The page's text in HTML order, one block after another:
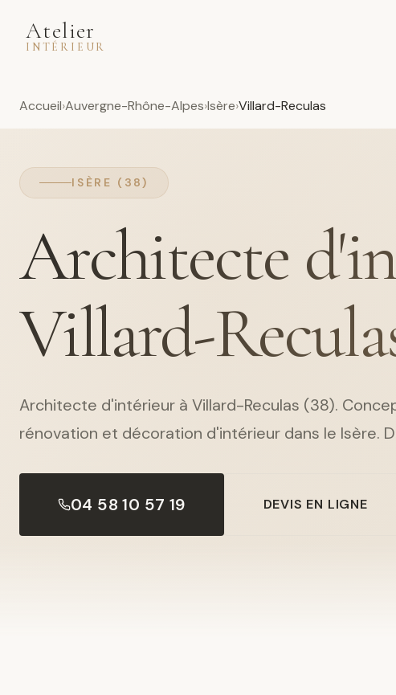
Atelier
INTÉRIEUR
Accueil Auvergne-Rhône-Alpes Isère Villard-Reculas
ISÈRE (38)
Architecte
Villard-
Architecte d'intérieur à Villard-Reculas (38).
rénovation et décoration d'intérieur dans le Isère.
04 58 10 57 19 DEVIS EN LIGNE